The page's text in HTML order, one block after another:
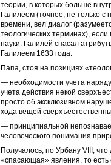
теории, в которых больше
Галилеем (точнее, не только
времени, вел диалог
теологических терминах),
науки. Галилей спасал
Галилеем 1633 года.
Папа, стоя на позициях
— необходимости учета
учета действия некой
просто об эксклюзивном
хода вещей
— принципиальной
человеческого понимания
Получалось, по Урбану VIII,
«спасающая» явления, то